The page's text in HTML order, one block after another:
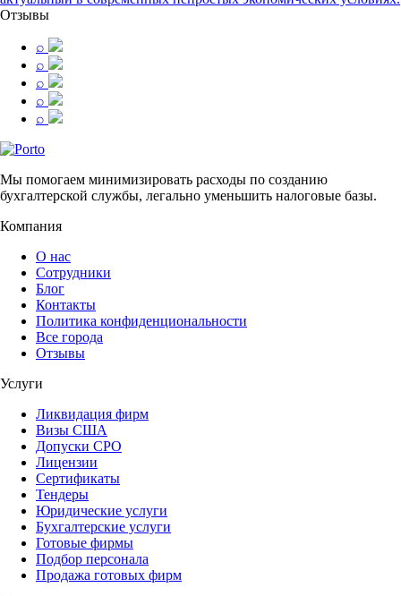
Отзывы
⌕
⌕
⌕
⌕
⌕
Мы помогаем минимизировать расходы по созданию
бухгалтерской службы, легально уменьшить налоговые базы.
Компания
О нас
Сотрудники
Блог
Контакты
Политика конфиденциональности
Все города
Отзывы
Услуги
Ликвидация фирм
Визы США
Допуски СРО
Лицензии
Сертификаты
Тендеры
Юридические услуги
Бухгалтерские услуги
Готовые фирмы
Подбор персонала
Продажа готовых фирм